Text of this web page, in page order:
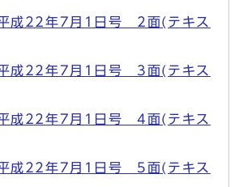
成22年7月1日号 2面(テキス
成22年7月1日号 3面(テキス
成22年7月1日号 4面(テキス
成22年7月1日号 5面(テキス